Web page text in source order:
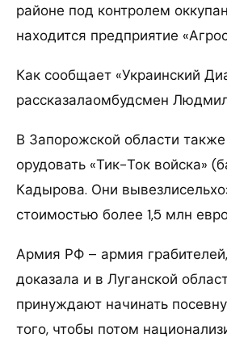
районе под контролем
находится предприятие
Как сообщает «Украинский
рассказалаомбудсмен
В Запорожской области
орудовать «Тик-Ток войска»
Кадырова. Они
стоимостью более 1,5 млн
Армия РФ – армия
доказала и в Луганской
принуждают начинать
того, чтобы потом